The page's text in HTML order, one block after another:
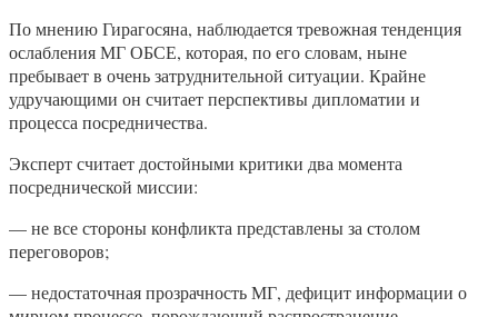
По мнению Гирагосяна, наблюдается тревожная тенденция
ослабления МГ ОБСЕ, которая, по его словам, ныне
пребывает в очень затруднительной ситуации. Крайне
удручающими он считает перспективы дипломатии и
процесса посредничества.
Эксперт считает достойными критики два момента
посреднической миссии:
— не все стороны конфликта представлены за столом
переговоров;
— недостаточная прозрачность МГ, дефицит информации о